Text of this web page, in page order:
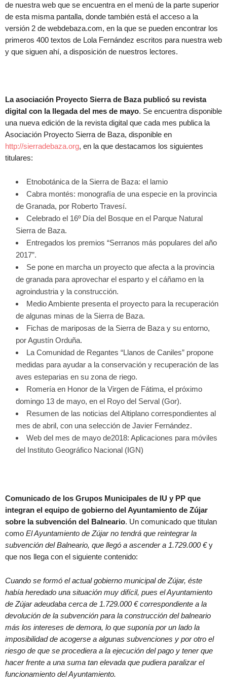
de nuestra web que se encuentra en el menú de la parte superior
de esta misma pantalla, donde también está el acceso a la
versión 2 de webdebaza.com, en la que se pueden encontrar los
primeros 400 textos de Lola Fernández escritos para nuestra web
y que siguen ahí, a disposición de nuestros lectores.
La asociación Proyecto Sierra de Baza publicó su revista
digital con la llegada del mes de mayo. Se encuentra disponible
una nueva edición de la revista digital que cada mes publica la
Asociación Proyecto Sierra de Baza, disponible en
http://sierradebaza.org, en la que destacamos los siguientes
titulares:
Etnobotánica de la Sierra de Baza: el lamio
Cabra montés: monografía de una especie en la provincia
de Granada, por Roberto Travesí.
Celebrado el 16º Día del Bosque en el Parque Natural
Sierra de Baza.
Entregados los premios “Serranos más populares del año
2017”.
Se pone en marcha un proyecto que afecta a la provincia
de granada para aprovechar el esparto y el cáñamo en la
agroindustria y la construcción.
Medio Ambiente presenta el proyecto para la recuperación
de algunas minas de la Sierra de Baza.
Fichas de mariposas de la Sierra de Baza y su entorno,
por Agustín Orduña.
La Comunidad de Regantes “Llanos de Caniles” propone
medidas para ayudar a la conservación y recuperación de las
aves esteparias en su zona de riego.
Romería en Honor de la Virgen de Fátima, el próximo
domingo 13 de mayo, en el Royo del Serval (Gor).
Resumen de las noticias del Altiplano correspondientes al
mes de abril, con una selección de Javier Fernández.
Web del mes de mayo de2018: Aplicaciones para móviles
del Instituto Geográfico Nacional (IGN)
Comunicado de los Grupos Municipales de IU y PP que
integran el equipo de gobierno del Ayuntamiento de Zújar
sobre la subvención del Balneario. Un comunicado que titulan
como El Ayuntamiento de Zújar no tendrá que reintegrar la
subvención del Balneario, que llegó a ascender a 1.729.000 €y
que nos llega con el siguiente contenido:
Cuando se formó el actual gobierno municipal de Zújar, éste
había heredado una situación muy difícil, pues el Ayuntamiento
de Zújar adeudaba cerca de 1.729.000 € correspondiente a la
devolución de la subvención para la construcción del balneario
más los intereses de demora, lo que suponía por un lado la
imposibilidad de acogerse a algunas subvenciones y por otro el
riesgo de que se procediera a la ejecución del pago y tener que
hacer frente a una suma tan elevada que pudiera paralizar el
funcionamiento del Ayuntamiento.